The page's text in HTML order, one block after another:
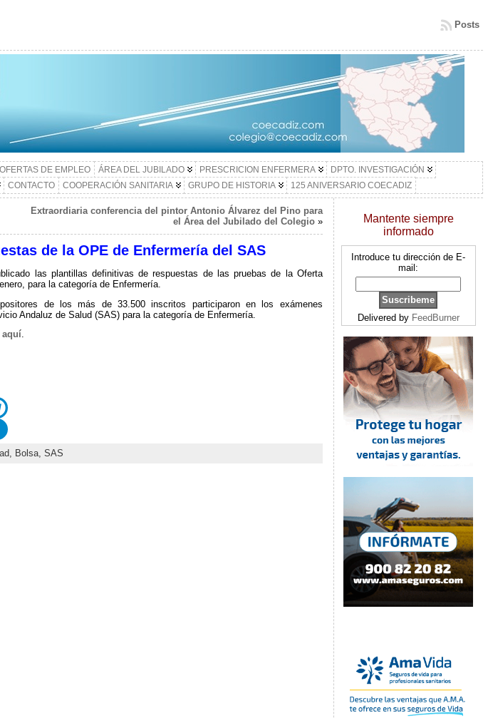
Posts
OFERTAS DE EMPLEO ÁREA DEL JUBILADO PRESCRICION ENFERMERA
DPTO. INVESTIGACIÓN
CONTACTO COOPERACIÓN SANITARIA GRUPO DE HISTORIA 125 ANIVERSARIO COECADIZ
Extraordiaria conferencia del pintor Antonio Álvarez del Pino para
el Área del Jubilado del Colegio»
de la OPE de Enfermería del SAS
las plantillas definitivas de respuestas de las pruebas de la Oferta
para la categoría de Enfermería.
de los más de 33.500 inscritos participaron en los exámenes
Andaluz de Salud (SAS) para la categoría de Enfermería.
aquí.
Bolsa, SAS
Mantente siempre
informado
Introduce tu dirección de E-
mail:
Delivered by FeedBurner